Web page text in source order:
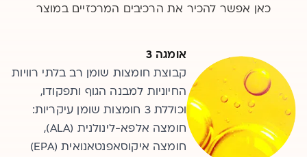
כאן אפשר להכיר את הרכיבים המרכזיים במוצר
אומגה 3
קבוצת חומצות שומן רב בלתי רוויות
החיוניות למבנה הגוף ותפקודו,
וכוללת 3 חומצות שומן עיקריות:
חומצה אלפא-לינולנית (ALA),
חומצה איקוסאפנטאנואית (EPA)
EPA
חומצת שומן חיונית מסוג אומגה 3.
שמה המלא הוא חומצה
איקוסאפנטאנואית. מקורות בתזונה:
דגים וחלק מסוגי האצות.
DHA
חומצת שומן חיונית מסוג אומגה 3.
שמה המלא הוא חומצה
דוקוסאהקסאנואית. נמצאת ברמה
גבוהה במוח, ברשתית ובזרע.
נמצאת במזון בדגים ובחלק מסוגי